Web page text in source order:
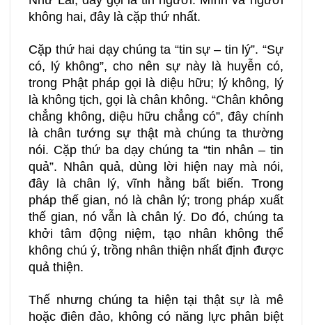
không hai, đây là cặp thứ nhất.
Cặp thứ hai dạy chúng ta “tin sự – tin lý”. “Sự
có, lý không”, cho nên sự này là huyễn có,
trong Phật pháp gọi là diệu hữu; lý không, lý
là không tịch, gọi là chân không. “Chân không
chẳng không, diệu hữu chẳng có”, đây chính
là chân tướng sự thật mà chúng ta thường
nói. Cặp thứ ba dạy chúng ta “tin nhân – tin
quả”. Nhân quả, dùng lời hiện nay mà nói,
đây là chân lý, vĩnh hằng bất biến. Trong
pháp thế gian, nó là chân lý; trong pháp xuất
thế gian, nó vẫn là chân lý. Do đó, chúng ta
khởi tâm động niệm, tạo nhân không thể
không chú ý, trồng nhân thiện nhất định được
quả thiện.
Thế nhưng chúng ta hiện tại thật sự là mê
hoặc điên đảo, không có năng lực phân biệt